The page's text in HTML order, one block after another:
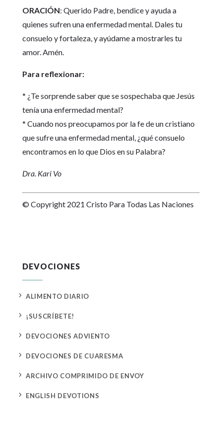
ORACIÓN: Querido Padre, bendice y ayuda a
quienes sufren una enfermedad mental. Dales tu
consuelo y fortaleza, y ayúdame a mostrarles tu
amor. Amén.
Para reflexionar:
* ¿Te sorprende saber que se sospechaba que Jesús
tenía una enfermedad mental?
* Cuando nos preocupamos por la fe de un cristiano
que sufre una enfermedad mental, ¿qué consuelo
encontramos en lo que Dios en su Palabra?
Dra. Kari Vo
© Copyright 2021 Cristo Para Todas Las Naciones
DEVOCIONES
5 ALIMENTO DIARIO
5 ¡SUSCRÍBETE!
5 DEVOCIONES ADVIENTO
5 DEVOCIONES DE CUARESMA
5 ARCHIVO COMPRIMIDO DE ENVOY
5 ENGLISH DEVOTIONS